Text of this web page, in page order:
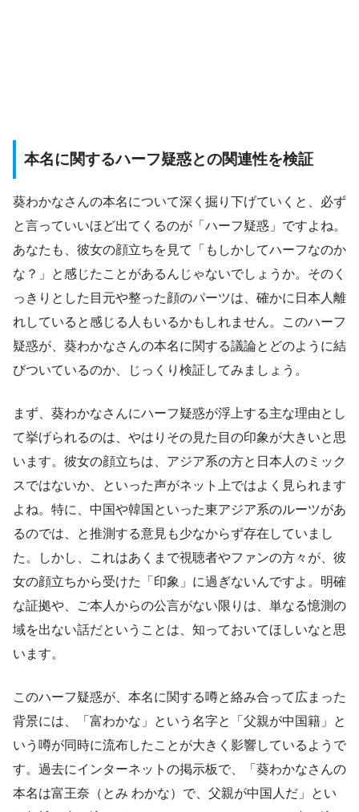
本名に関するハーフ疑惑との関連性を検証
葵わかなさんの本名について深く掘り下げていくと、必ず
と言っていいほど出てくるのが「ハーフ疑惑」ですよね。
あなたも、彼女の顔立ちを見て「もしかしてハーフなのか
な？」と感じたことがあるんじゃないでしょうか。そのく
っきりとした目元や整った顔のパーツは、確かに日本人離
れしていると感じる人もいるかもしれません。このハーフ
疑惑が、葵わかなさんの本名に関する議論とどのように結
びついているのか、じっくり検証してみましょう。
まず、葵わかなさんにハーフ疑惑が浮上する主な理由とし
て挙げられるのは、やはりその見た目の印象が大きいと思
います。彼女の顔立ちは、アジア系の方と日本人のミック
スではないか、といった声がネット上ではよく見られます
よね。特に、中国や韓国といった東アジア系のルーツがあ
るのでは、と推測する意見も少なからず存在していまし
た。しかし、これはあくまで視聴者やファンの方々が、彼
女の顔立ちから受けた「印象」に過ぎないんですよ。明確
な証拠や、ご本人からの公言がない限りは、単なる憶測の
域を出ない話だということは、知っておいてほしいなと思
います。
このハーフ疑惑が、本名に関する噂と絡み合って広まった
背景には、「富わかな」という名字と「父親が中国籍」と
いう噂が同時に流布したことが大きく影響しているようで
す。過去にインターネットの掲示板で、「葵わかなさんの
本名は富王奈（とみ わかな）で、父親が中国人だ」とい